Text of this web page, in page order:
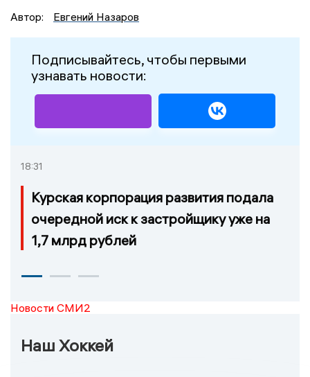
Автор:
Евгений Назаров
Подписывайтесь, чтобы первыми
узнавать новости:
18:31
Курская корпорация развития подала
очередной иск к застройщику уже на
1,7 млрд рублей
Новости СМИ2
Наш Хоккей